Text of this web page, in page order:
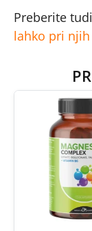
Preberite
lahko pri